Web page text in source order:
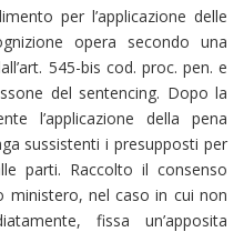
per l’applicazione delle
opera secondo una
545-bis cod. proc. pen. e
del sentencing. Dopo la
l’applicazione della pena
sussistenti i presupposti per
parti. Raccolto il consenso
ministero, nel caso in cui non
fissa un’apposita